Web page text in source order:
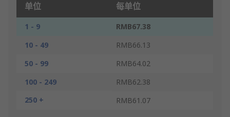
单位 每单位
1 - 9
RMB67.38
10 - 49
RMB66.13
50 - 99
RMB64.02
100 - 249
RMB62.38
250 +
RMB61.07